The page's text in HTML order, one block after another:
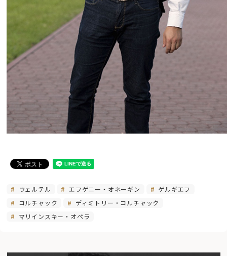
ウェルテル エフゲニー・オネーギン
ゲルギエフ
コルチャック
ディミトリー・コルチャック
マリインスキー・オペラ